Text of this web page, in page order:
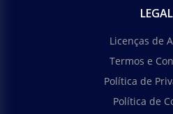
LEGAL
Licenças de
Termos e
Política de
Política de